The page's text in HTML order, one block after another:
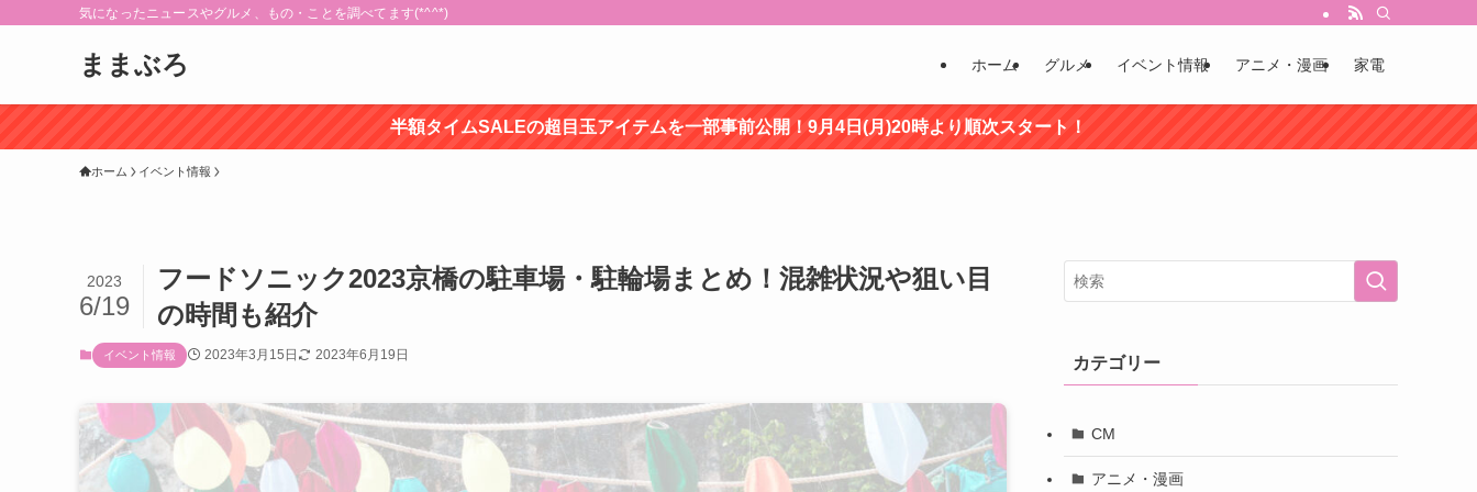
気になったニュースやグルメ、もの・ことを調べてます(*^^*)
ままぶろ ホーム グルメ イベント情報 アニメ・漫画 家電
半額タイムSALEの超目玉アイテムを一部事前公開！9月4日(月)20時より順次スタート！
ホーム イベント情報
フードソニック2023京橋の駐車場・駐輪場まとめ！混雑状況や狙い目
の時間も紹介
2023
6/19
イベント情報 2023年3月15日 2023年6月19日 カテゴリー
CM
アニメ・漫画